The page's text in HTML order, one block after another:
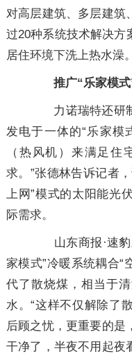
对高层建筑、多层建筑
过20种系统技术解决方
居住环境下洗上热水
推广“乐家模式
力诺瑞特还研制
发电于一体的“乐家模
（热风机）来满足住
求。”张德林告诉记者
上网”模式的太阳能光
际需求。
山东商报·速豹
家模式”冷暖系统耦合“
代了散烧煤，相当于
水。“这样不仅解除了
后顾之忧，更重要的是
干净了，半夜不用起夜